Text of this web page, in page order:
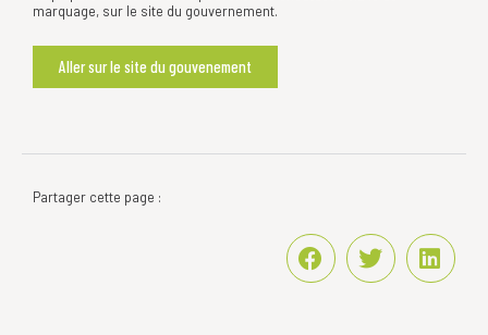
marquage, sur le site du gouvernement.
Aller sur le site du gouvenement
Partager cette page :